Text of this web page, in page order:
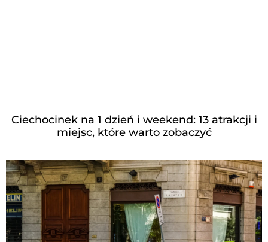
Ciechocinek na 1 dzień i weekend: 13 atrakcji i
miejsc, które warto zobaczyć